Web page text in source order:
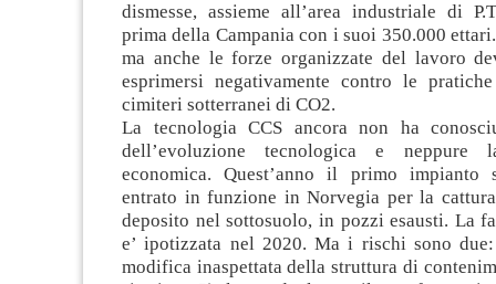
dismesse, assieme all’area industriale di
prima della Campania con i suoi 350.000
ma anche le forze organizzate del lavoro
esprimersi negativamente contro le
cimiteri sotterranei di CO2.
La tecnologia CCS ancora non ha
dell’evoluzione tecnologica e neppure
economica. Quest’anno il primo impianto
entrato in funzione in Norvegia per la
deposito nel sottosuolo, in pozzi esausti. La
e’ ipotizzata nel 2020. Ma i rischi sono
modifica inaspettata della struttura di